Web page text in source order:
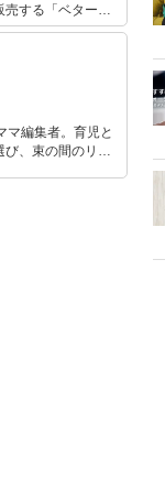
売する「ベターデ
チーズ本1冊
マ編集者。育児と
、束の間のリラ